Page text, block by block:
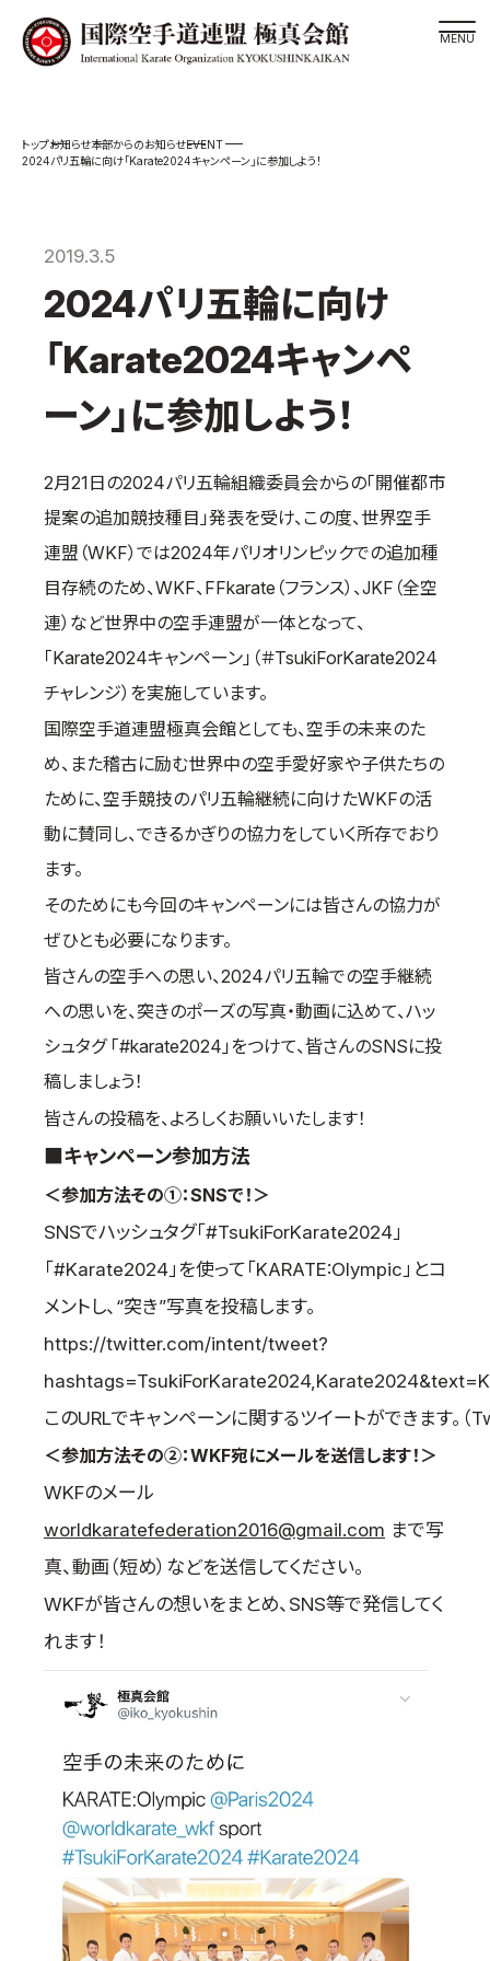
スケジュール
松井章奎館長 紹介
極真の歴史
極真会館のご案内
極真会館の概要
各委員会紹介
国際空手道連盟について
お知らせ
本部からのお知らせ
支部からのお知らせ
公式大会
公式記録
試合規則
入門のご案内
青少年部・保護者の方へ
取材のお申し込み
よくある質問
プライバシーポリシー
サイトマップ
Language
日本語
お知らせ本部からのお知らせEVENT
2024パリ五輪に向け「Karate2024キャンペーン」に参加しよう！
2019.3.5
2024パリ五輪に向け
「Karate2024キャンペ
ーン」に参加しよう！
2月21日の2024パリ五輪組織委員会からの「開催都市
提案の追加競技種目」発表を受け、この度、世界空手
連盟（WKF）では2024年パリオリンピックでの追加種
目存続のため、WKF、FFkarate（フランス）、JKF（全空
連）など世界中の空手連盟が一体となって、
「Karate2024キャンペーン」（＃TsukiForKarate2024
チャレンジ）を実施しています。
国際空手道連盟極真会館としても、空手の未来のた
め、また稽古に励む世界中の空手愛好家や子供たちの
ために、空手競技のパリ五輪継続に向けたWKFの活
動に賛同し、できるかぎりの協力をしていく所存でおり
ます。
そのためにも今回のキャンペーンには皆さんの協力が
ぜひとも必要になります。
皆さんの空手への思い、2024パリ五輪での空手継続
への思いを、突きのポーズの写真・動画に込めて、ハッ
シュタグ 「#karate2024」をつけて、皆さんのSNSに投
稿しましょう！
皆さんの投稿を、よろしくお願いいたします！
■キャンペーン参加方法
＜参加方法その①：SNSで！＞
SNSでハッシュタグ「#TsukiForKarate2024」
「#Karate2024」を使って「KARATE:Olympic」とコ
メントし、“突き”写真を投稿します。
https://twitter.com/intent/tweet?
このURLでキャンペーンに関するツイートができます。（
＜参加方法その②：WKF宛にメールを送信します！＞
WKFのメール
worldkaratefederation2016@gmail.com まで写
真、動画（短め）などを送信してください。
WKFが皆さんの想いをまとめ、SNS等で発信してく
れます！